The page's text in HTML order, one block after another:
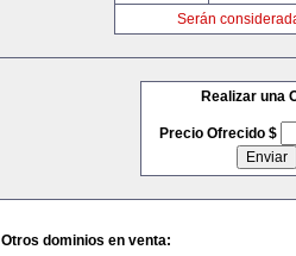
Serán
Realizar una
Precio Ofrecido $
Otros dominios en venta: